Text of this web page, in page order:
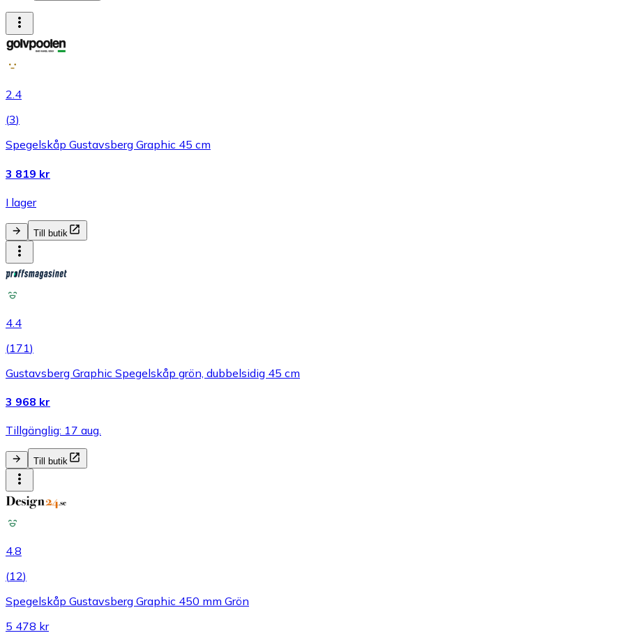
2.4
(3)
Spegelskåp Gustavsberg Graphic 45 cm
3 819 kr
I lager
Till butik
4.4
(171)
Gustavsberg Graphic Spegelskåp grön, dubbelsidig 45 cm
3 968 kr
Tillgänglig: 17 aug.
Till butik
4.8
(12)
Spegelskåp Gustavsberg Graphic 450 mm Grön
5 478 kr